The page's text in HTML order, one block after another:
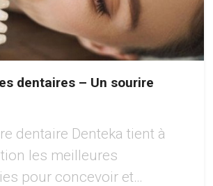
dentaires – Un sourire
dentaire Denteka tient à
les meilleures
pour concevoir et